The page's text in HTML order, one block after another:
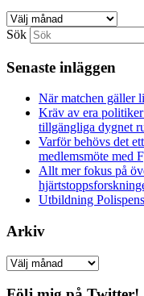
Arkiv
Sök
Senaste inläggen
När matchen gäller
Kräv av era
tillgängliga dygnet
Varför behövs det
medlemsmöte med
Allt mer fokus på
Utbildning
Arkiv
Arkiv